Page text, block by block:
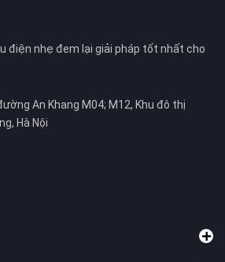
điện nhẹ đem lại giải pháp tốt nhất cho
An Khang M04; M12, Khu đô thị
Hà Nội